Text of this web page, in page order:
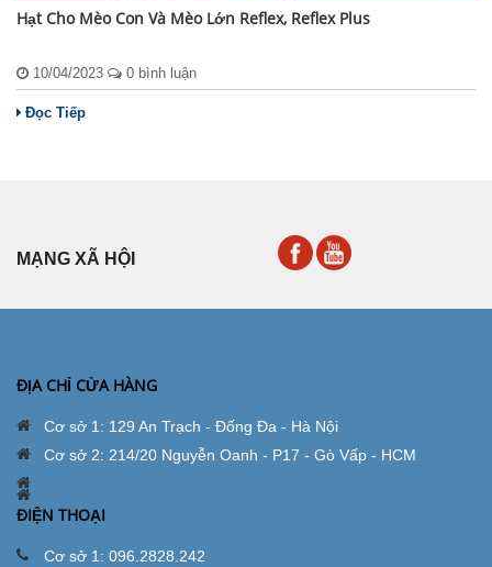
Hạt Cho Mèo Con Và Mèo Lớn Reflex, Reflex Plus
10/04/2023 0 bình luận
Đọc Tiếp
MẠNG XÃ HỘI
ĐỊA CHỈ CỬA HÀNG
Cơ sở 1: 129 An Trạch - Đống Đa - Hà Nội
Cơ sở 2: 214/20 Nguyễn Oanh - P17 - Gò Vấp - HCM
ĐIỆN THOẠI
Cơ sở 1: 096.2828.242